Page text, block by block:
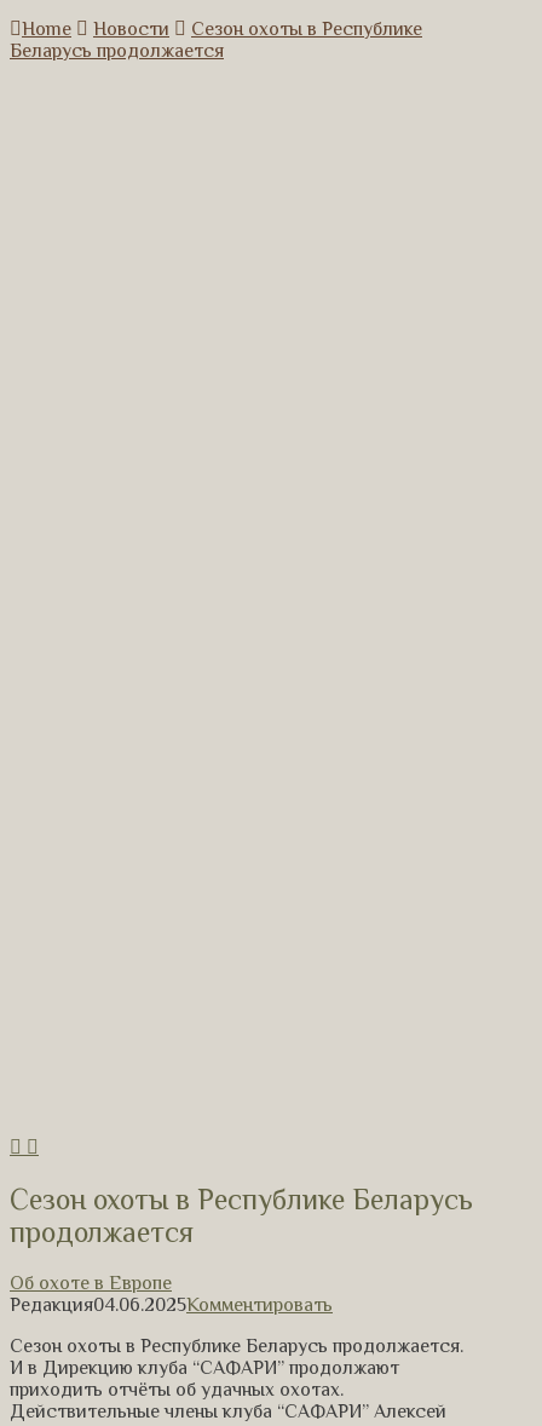
Home
Новости
Сезон охоты в Республике
Беларусь продолжается
Сезон охоты в Республике Беларусь
продолжается
Об охоте в Европе
Редакция04.06.2025Комментировать
Сезон охоты в Республике Беларусь продолжается.
И в Дирекцию клуба “САФАРИ” продолжают
приходить отчёты об удачных охотах.
Действительные члены клуба “САФАРИ” Алексей